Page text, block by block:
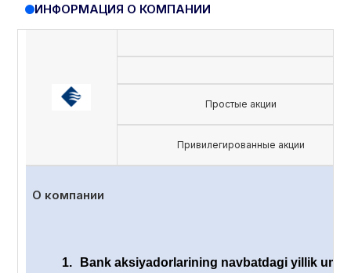
ИНФОРМАЦИЯ О КОМПАНИИ
Простые акции
Привилегированные акции
О компании
1.
Bank aksiyadorlarining navbatdagi yillik